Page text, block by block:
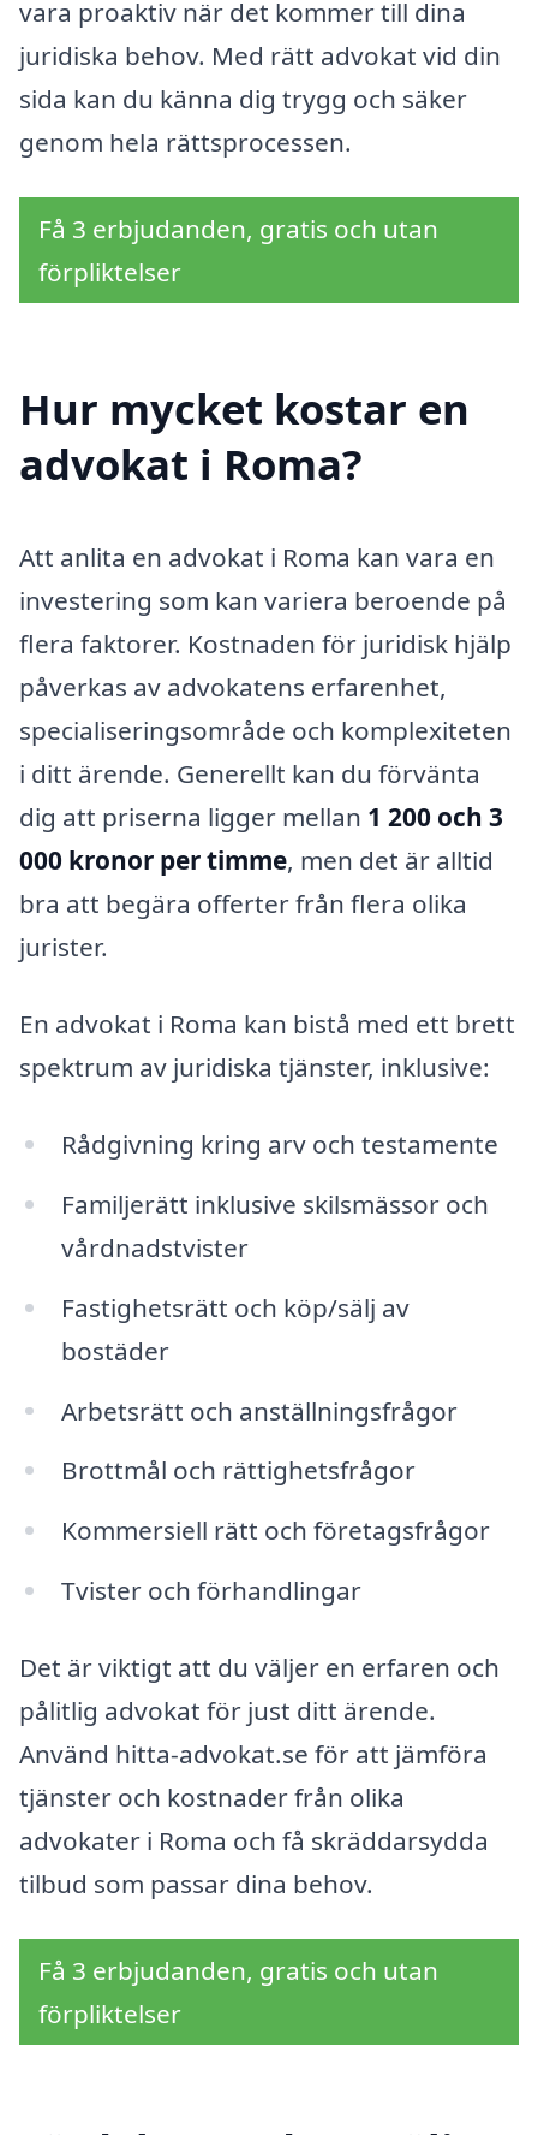
vara proaktiv när det kommer till dina
juridiska behov. Med rätt advokat vid din
sida kan du känna dig trygg och säker
genom hela rättsprocessen.
Få 3 erbjudanden, gratis och utan
förpliktelser
Hur mycket kostar en
advokat i Roma?
Att anlita en advokat i Roma kan vara en
investering som kan variera beroende på
flera faktorer. Kostnaden för juridisk hjälp
påverkas av advokatens erfarenhet,
specialiseringsområde och komplexiteten
i ditt ärende. Generellt kan du förvänta
dig att priserna ligger mellan 1 200 och 3
000 kronor per timme, men det är alltid
bra att begära offerter från flera olika
jurister.
En advokat i Roma kan bistå med ett brett
spektrum av juridiska tjänster, inklusive:
Rådgivning kring arv och testamente
Familjerätt inklusive skilsmässor och
vårdnadstvister
Fastighetsrätt och köp/sälj av
bostäder
Arbetsrätt och anställningsfrågor
Brottmål och rättighetsfrågor
Kommersiell rätt och företagsfrågor
Tvister och förhandlingar
Det är viktigt att du väljer en erfaren och
pålitlig advokat för just ditt ärende.
Använd hitta-advokat.se för att jämföra
tjänster och kostnader från olika
advokater i Roma och få skräddarsydda
tilbud som passar dina behov.
Få 3 erbjudanden, gratis och utan
förpliktelser